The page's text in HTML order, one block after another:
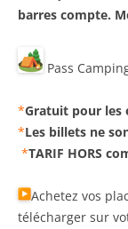
barres compte.
Pass
*Gratuit pour les
*Les billets ne
*TARIF HORS
Achetez vos
télécharger sur